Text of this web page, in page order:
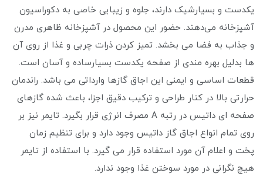
یکدست و بسیارشیک دارند، جلوه و زیبایی خاصی به دکوراسیون
آشپزخانه می‌دهند. حضور این محصول در آشپزخانه ظاهری مدرن
و جذاب به فضا می بخشد. تمیز کردن ذرات چربی و غذا از روی آن
ها بدلیل بهره مندی از صفحه یکدست بسیارساده و آسان است.
قطعات اساسی و ایمنی این اجاق گازها وارداتی می باشد. راندمان
حرارتی بالا در کنار طراحی و ترکیب دقیق اجزا، باعث شده گازهای
صفحه ای داتیس در رتبه A مصرف انرژی قرار بگیرد. تایمر نیز بر
روی تمام انواع اجاق گاز داتیس وجود دارد و برای تنظیم زمان
پخت و اعلام آن مورد استفاده قرار می گیرد. با استفاده از تایمر
هیچ نگرانی در مورد سوختن غذا وجود ندارد.